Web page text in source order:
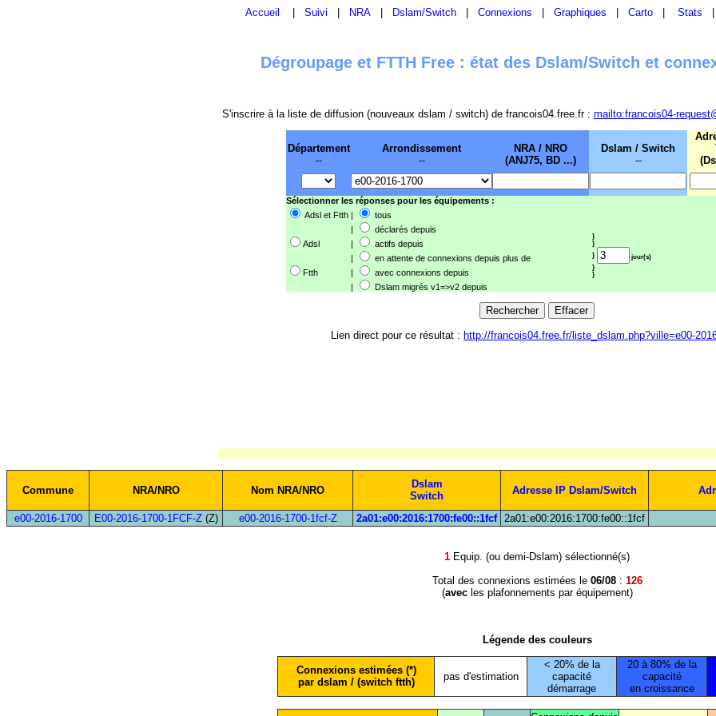
Accueil Suivi NRA Dslam/Switch Connexions Graphiques Carto Stats
Dégroupage et FTTH Free : état des Dslam/Switch et
S'inscrire à la liste de diffusion (nouveaux dslam / switch) de francois04.free.fr : mailto:francois04-
Département
--
Arrondissement
--
NRA / NRO
(ANJ75, BD ...)
Dslam / Switch
--
Sélectionner les réponses pour les équipements :
Adsl et Ftth |
tous
|
déclarés depuis
}
}
}
jour(s)
}
}
Adsl |
actifs depuis
|
en attente de connexions depuis plus de
Ftth
|
avec connexions depuis
|
Dslam migrés v1=>v2 depuis
Lien direct pour ce résultat : http://francois04.free.fr/liste_dslam.php?ville=e00-
Commune NRA/NRO Nom NRA/NRO
Dslam
Switch
Adresse IP Dslam/Switch
e00-2016-1700
E00-2016-1700-1FCF-Z(Z) e00-2016-1700-1fcf-Z 2a01:e00:2016:1700:fe00::1fcf 2a01:e00:2016:1700:fe00::1fcf
1 Equip. (ou demi-Dslam) sélectionné(s)
Total des connexions estimées le 06/08: 126
(avecles plafonnements par équipement)
Légende des couleurs
Connexions estimées (*)
par dslam / (switch ftth)
pas d'estimation
< 20% de la
capacité
démarrage
20 à 80% de la
capacité
en croissance